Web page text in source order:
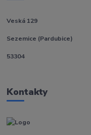
Veská 129
Sezemice (Pardubice)
53304
Kontakty